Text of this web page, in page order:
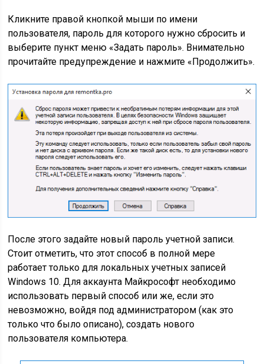
Кликните правой кнопкой мыши по имени
пользователя, пароль для которого нужно сбросить и
выберите пункт меню «Задать пароль». Внимательно
прочитайте предупреждение и нажмите «Продолжить».
После этого задайте новый пароль учетной записи.
Стоит отметить, что этот способ в полной мере
работает только для локальных учетных записей
Windows 10. Для аккаунта Майкрософт необходимо
использовать первый способ или же, если это
невозможно, войдя под администратором (как это
только что было описано), создать нового
пользователя компьютера.